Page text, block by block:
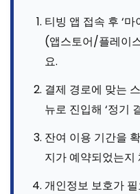
티빙 앱 접속 후 ‘
(앱스토어/플레이
요.
결제 경로에 맞는
뉴로 진입해 ‘정기
잔여 이용 기간을
지가 예약되었는지
개인정보 보호가 필